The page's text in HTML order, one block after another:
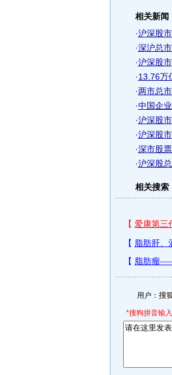
相关新闻
·沪深股
·深沪总
·沪深股
·13.76万
·两市总
·中国企
·沪深股
·沪深股
·深市股
·沪深股
相关搜索
用户：
*搜狗拼音输